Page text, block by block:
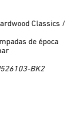
Classics /
de época
BK2